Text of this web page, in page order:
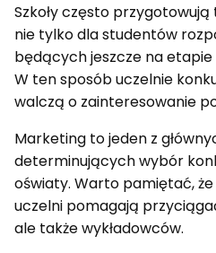
Szkoły często
nie tylko dla studentów
będących jeszcze na etapie
W ten sposób uczelnie
walczą o zainteresowanie
Marketing to jeden z
determinujących wybór
oświaty. Warto pamiętać,
uczelni pomagają
ale także wykładowców.